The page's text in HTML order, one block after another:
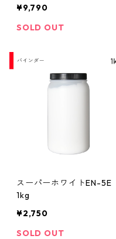
¥9,790
SOLD OUT
スーパーホワイトEN-5E
1kg
¥2,750
SOLD OUT